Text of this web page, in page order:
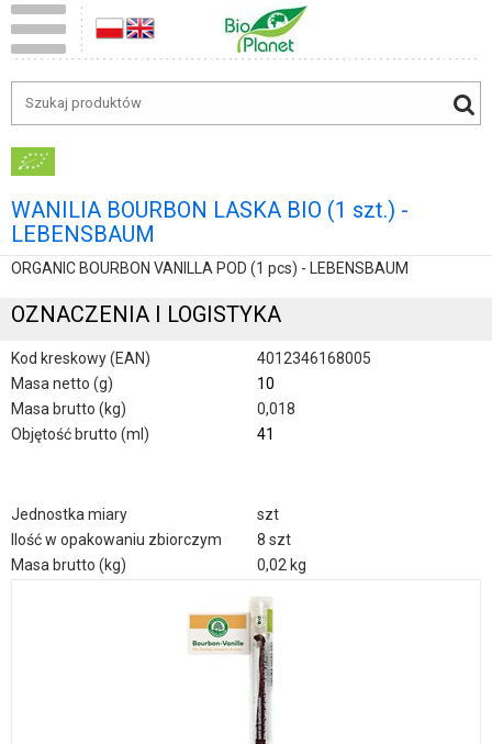
WANILIA BOURBON LASKA BIO (1 szt.) -
LEBENSBAUM
ORGANIC BOURBON VANILLA POD (1 pcs) - LEBENSBAUM
OZNACZENIA I LOGISTYKA
Kod kreskowy (EAN)
4012346168005
Masa netto (g)
10
Masa brutto (kg)
0,018
Objętość brutto (ml)
41
Jednostka miary
szt
Ilość w opakowaniu zbiorczym
8 szt
Masa brutto (kg)
0,02 kg